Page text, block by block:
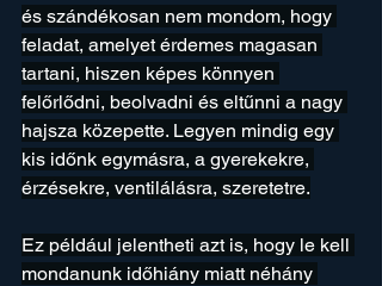
és szándékosan nem mondom, hogy
feladat, amelyet érdemes magasan
tartani, hiszen képes könnyen
felőrlődni, beolvadni és eltűnni a nagy
hajsza közepette. Legyen mindig egy
kis időnk egymásra, a gyerekekre,
érzésekre, ventilálásra, szeretetre.
Ez például jelentheti azt is, hogy le kell
mondanunk időhiány miatt néhány